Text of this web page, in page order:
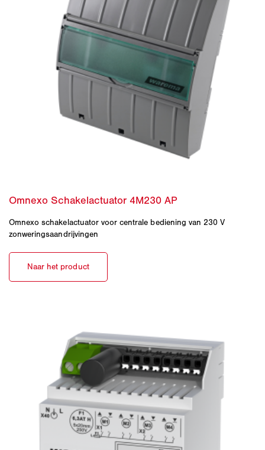
Omnexo schakelactuator voor centrale bediening van 230 V
zonweringsaandrijvingen